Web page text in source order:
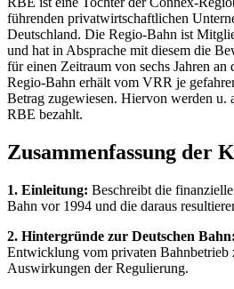
führenden privatwirtschaftlichen
Deutschland. Die Regio-Bahn ist
und hat in Absprache mit diesem die
für einen Zeitraum von sechs Jahren
Regio-Bahn erhält vom VRR je
Betrag zugewiesen. Hiervon werden u.
RBE bezahlt.
Zusammenfassung der
1. Einleitung: Beschreibt die
Bahn vor 1994 und die daraus
2. Hintergründe zur Deutschen Bahn:
Entwicklung vom privaten Bahnbetrieb
Auswirkungen der Regulierung.